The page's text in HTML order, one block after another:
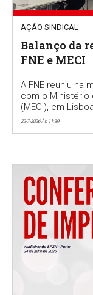
AÇÃO SINDICAL
Balanço da
FNE e MECI
A FNE reuniu na
com o Ministério
(MECI), em
22-7-2026 Às 11:39